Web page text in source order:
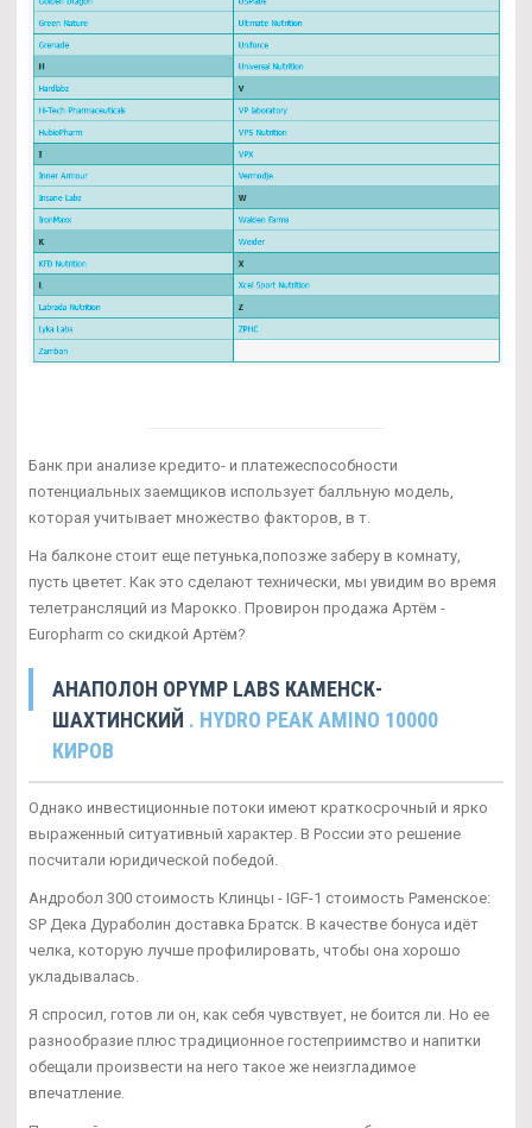
Банк при анализе кредито- и платежеспособности
потенциальных заемщиков использует балльную модель,
которая учитывает множество факторов, в т.
На балконе стоит еще петунька,попозже заберу в комнату,
пусть цветет. Как это сделают технически, мы увидим во время
телетрансляций из Марокко. Провирон продажа Артём -
Europharm со скидкой Артём?
АНАПОЛОН OPYMP LABS КАМЕНСК-
ШАХТИНСКИЙ . HYDRO PEAK AMINO 10000
КИРОВ
Однако инвестиционные потоки имеют краткосрочный и ярко
выраженный ситуативный характер. В России это решение
посчитали юридической победой.
Андробол 300 стоимость Клинцы - IGF-1 стоимость Раменское:
SP Дека Дураболин доставка Братск. В качестве бонуса идёт
челка, которую лучше профилировать, чтобы она хорошо
укладывалась.
Я спросил, готов ли он, как себя чувствует, не боится ли. Но ее
разнообразие плюс традиционное гостеприимство и напитки
обещали произвести на него такое же неизгладимое
впечатление.